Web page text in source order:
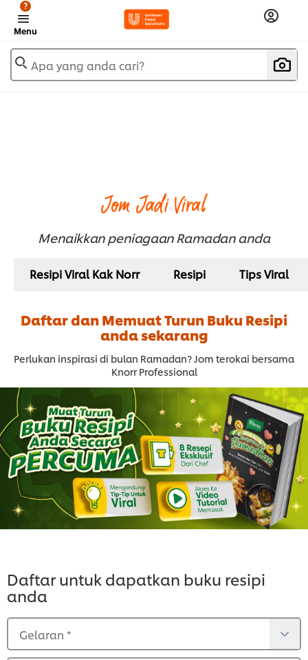
Menu
?
Apa yang anda cari?
Jom Jadi Viral
Menaikkan peniagaan Ramadan anda
Resipi Viral Kak Norr Resipi Tips Viral
Daftar dan Memuat Turun Buku Resipi
anda sekarang
Perlukan inspirasi di bulan Ramadan? Jom terokai bersama
Knorr Professional
Daftar untuk dapatkan buku resipi
anda
Gelaran *